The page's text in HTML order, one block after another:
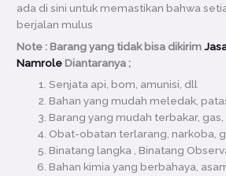
ada di sini untuk memastikan bahwa
berjalan mulus
Note : Barang yang tidak bisa dikirim
NamroleDiantaranya ;
Senjata api, bom, amunisi, dll
Bahan yang mudah meledak,
Barang yang mudah terbakar,
Obat-obatan terlarang, narkoba,
Binatang langka , Binatang
Bahan kimia yang berbahaya,